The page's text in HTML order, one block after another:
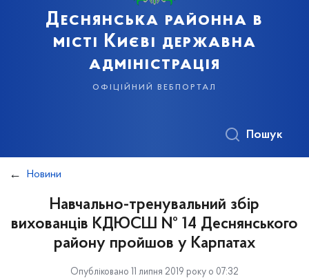
Деснянська районна в
місті Києві державна
адміністрація
офіційний вебпортал
Пошук
Новини
Навчально-тренувальний збір
вихованців КДЮСШ № 14 Деснянського
району пройшов у Карпатах
Опубліковано 11 липня 2019 року о 07:32